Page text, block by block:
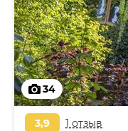
34
3,9 1 отзыв